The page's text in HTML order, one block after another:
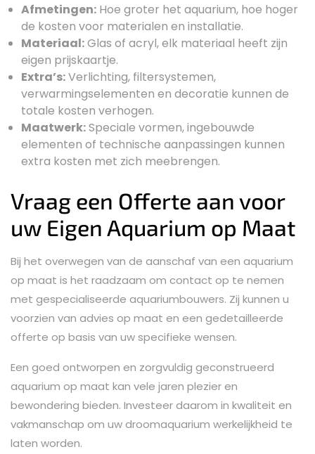
Afmetingen: Hoe groter het aquarium, hoe hoger
de kosten voor materialen en installatie.
Materiaal:Glas of acryl, elk materiaal heeft zijn
eigen prijskaartje.
Extra’s:Verlichting, filtersystemen,
verwarmingselementen en decoratie kunnen de
totale kosten verhogen.
Maatwerk:Speciale vormen, ingebouwde
elementen of technische aanpassingen kunnen
extra kosten met zich meebrengen.
Vraag een Offerte aan voor
uw Eigen Aquarium op Maat
Bij het overwegen van de aanschaf van een aquarium
op maat is het raadzaam om contact op te nemen
met gespecialiseerde aquariumbouwers. Zij kunnen u
voorzien van advies op maat en een gedetailleerde
offerte op basis van uw specifieke wensen.
Een goed ontworpen en zorgvuldig geconstrueerd
aquarium op maat kan vele jaren plezier en
bewondering bieden. Investeer daarom in kwaliteit en
vakmanschap om uw droomaquarium werkelijkheid te
laten worden.